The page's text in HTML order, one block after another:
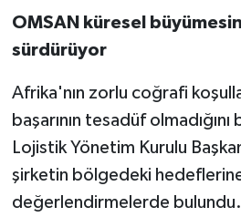
OMSAN küresel
sürdürüyor
Afrika'nın zorlu coğrafi
başarının tesadüf
Lojistik Yönetim Kurulu
şirketin bölgedeki
değerlendirmelerde bulundu.